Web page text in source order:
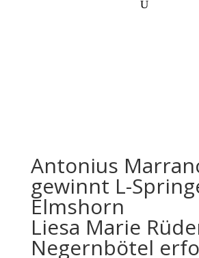
Antonius
gewinnt L-
Elmshorn
Liesa Marie
Negernbötel